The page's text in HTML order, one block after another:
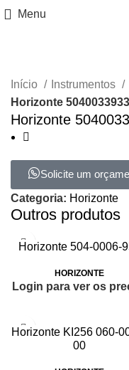
Menu
Início Instrumentos
Horizonte 5040033933
Horizonte
Solicite um
Categoria: Horizonte
Outros produtos
Horizonte 504-0006-
HORIZONTE
Login para ver os
Horizonte KI256 060-
00